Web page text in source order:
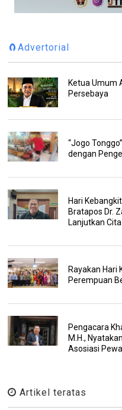
🧲Advertorial
Ketua Umum
Persebaya
“Jogo
dengan
Hari
Bratapos Dr.
Lanjutkan
Rayakan Hari
Perempuan
Pengacara
M.H.,
Asosiasi
Artikel teratas